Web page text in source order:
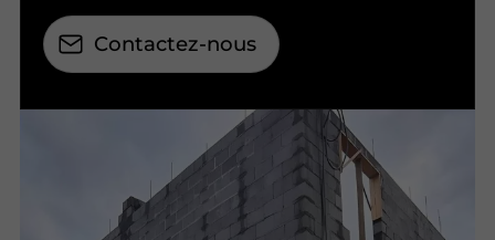
Contactez-nous